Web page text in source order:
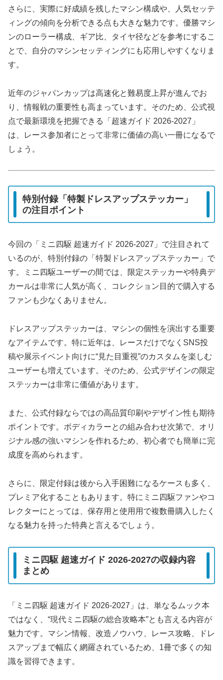
さらに、実際に好成績を残したマシン構成や、人気セッテ
ィングの傾向を分析できる点も大きな魅力です。優勝マシ
ンのローラー構成、ギア比、タイヤ径などを参考にするこ
とで、自分のマシンセッティングにも応用しやすくなりま
す。
近年のジャパンカップは高速化と難易度上昇が進んでお
り、情報戦の重要性も高まっています。そのため、公式視
点で最新環境を把握できる「超速ガイド 2026-2027」
は、レース参加者にとって非常に価値の高い一冊になるで
しょう。
特別付録「特製ドレスアップステッカー」
の注目ポイント
今回の「ミニ四駆 超速ガイド 2026-2027」で注目されて
いるのが、特別付録の「特製ドレスアップステッカー」で
す。ミニ四駆ユーザーの間では、限定ステッカーや特典デ
カールは非常に人気が高く、コレクション目的で購入する
ファンも少なくありません。
ドレスアップステッカーは、マシンの個性を演出する重要
なアイテムです。特に近年は、レースだけでなくSNS投
稿や展示イベント向けに“見た目重視”のカスタムを楽しむ
ユーザーも増えています。そのため、公式デザインの限定
ステッカーは非常に価値があります。
また、公式付録ならではの高品質印刷やデザイン性も期待
ポイントです。ボディカラーとの組み合わせ次第で、オリ
ジナル感の強いマシンを作れるため、初心者でも簡単に完
成度を高められます。
さらに、限定付録は後から入手困難になるケースも多く、
プレミア化することもあります。特にミニ四駆ファンやコ
レクターにとっては、保存用と使用用で複数冊購入したく
なる魅力を持った特典と言えるでしょう。
ミニ四駆 超速ガイド 2026-2027の収録内容
まとめ
「ミニ四駆 超速ガイド 2026-2027」は、単なるムック本
ではなく、“現代ミニ四駆の総合攻略本”とも言える内容が
魅力です。マシン情報、改造ノウハウ、レース攻略、ドレ
スアップまで幅広く網羅されているため、1冊で多くの知
識を習得できます。